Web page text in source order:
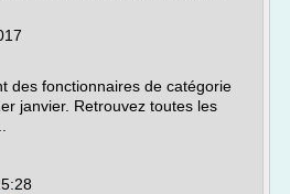
des fonctionnaires de catégorie
janvier. Retrouvez toutes les